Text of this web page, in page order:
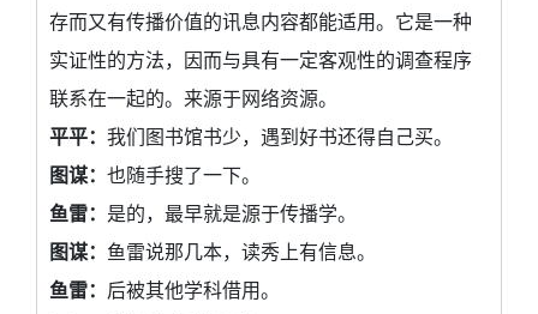
存而又有传播价值的讯息内容都能适用。它是一种
实证性的方法，因而与具有一定客观性的调查程序
联系在一起的。来源于网络资源。
平平： 我们图书馆书少，遇到好书还得自己买。
图谋： 也随手搜了一下。
鱼雷： 是的，最早就是源于传播学。
图谋： 鱼雷说那几本，读秀上有信息。
鱼雷： 后被其他学科借用。